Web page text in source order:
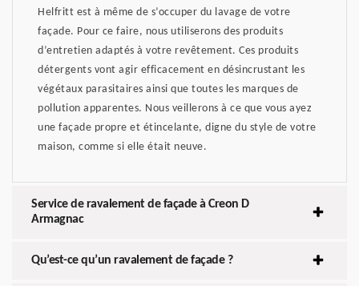
Helfritt est à même de s’occuper du lavage de votre
façade. Pour ce faire, nous utiliserons des produits
d’entretien adaptés à votre revêtement. Ces produits
détergents vont agir efficacement en désincrustant les
végétaux parasitaires ainsi que toutes les marques de
pollution apparentes. Nous veillerons à ce que vous ayez
une façade propre et étincelante, digne du style de votre
maison, comme si elle était neuve.
Service de ravalement de façade à Creon D
Armagnac
Qu’est-ce qu’un ravalement de façade ?